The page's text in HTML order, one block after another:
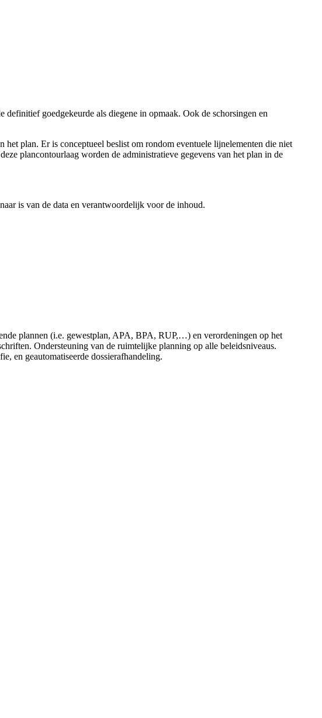
goedgekeurde als diegene in opmaak. Ook de schorsingen en
plan. Er is conceptueel beslist om rondom eventuele lijnelementen die niet
plancontourlaag worden de administratieve gegevens van het plan in de
is van de data en verantwoordelijk voor de inhoud.
plannen (i.e. gewestplan, APA, BPA, RUP,…) en verordeningen op het
Ondersteuning van de ruimtelijke planning op alle beleidsniveaus.
en geautomatiseerde dossierafhandeling.